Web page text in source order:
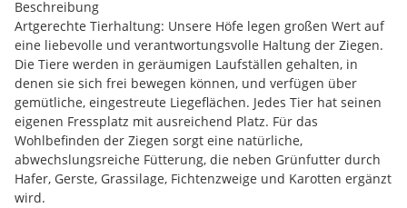
Beschreibung
Artgerechte Tierhaltung: Unsere Höfe legen großen Wert auf
eine liebevolle und verantwortungsvolle Haltung der Ziegen.
Die Tiere werden in geräumigen Laufställen gehalten, in
denen sie sich frei bewegen können, und verfügen über
gemütliche, eingestreute Liegeflächen. Jedes Tier hat seinen
eigenen Fressplatz mit ausreichend Platz. Für das
Wohlbefinden der Ziegen sorgt eine natürliche,
abwechslungsreiche Fütterung, die neben Grünfutter durch
Hafer, Gerste, Grassilage, Fichtenzweige und Karotten ergänzt
wird.